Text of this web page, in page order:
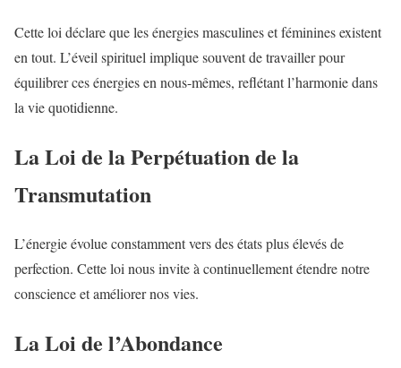
Cette loi déclare que les énergies masculines et féminines existent
en tout. L’éveil spirituel implique souvent de travailler pour
équilibrer ces énergies en nous-mêmes, reflétant l’harmonie dans
la vie quotidienne.
La Loi de la Perpétuation de la
Transmutation
L’énergie évolue constamment vers des états plus élevés de
perfection. Cette loi nous invite à continuellement étendre notre
conscience et améliorer nos vies.
La Loi de l’Abondance